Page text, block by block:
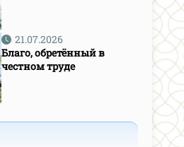
21.07.2026
Благо, обретённый в
честном труде